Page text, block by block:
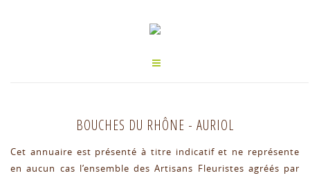
BOUCHES DU RHÔNE - AURIOL
Cet annuaire est présenté à titre indicatif et ne représente
en aucun cas l’ensemble des Artisans Fleuristes agréés par